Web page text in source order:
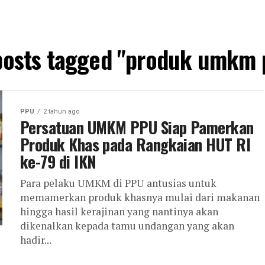
tagged "produk umkm
PPU 2 tahun ago
Persatuan UMKM PPU Siap Pamerkan
Produk Khas pada Rangkaian HUT RI
ke-79 di IKN
Para pelaku UMKM di PPU antusias untuk
memamerkan produk khasnya mulai dari makanan
hingga hasil kerajinan yang nantinya akan
dikenalkan kepada tamu undangan yang akan
hadir...